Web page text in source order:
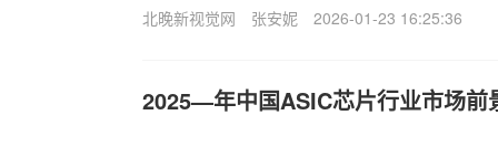
北晚新视觉网 张安妮 2026-01-23 16:25:36
2025—年中国ASIC芯片行业市场前